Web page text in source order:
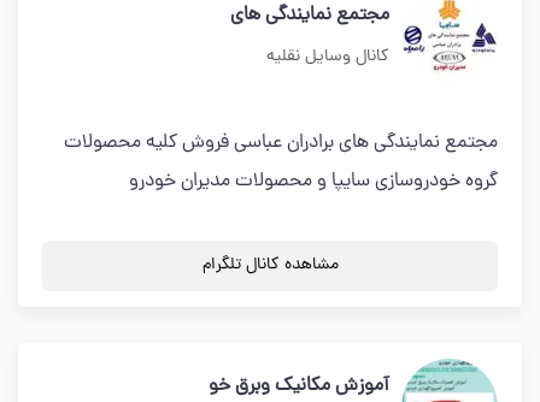
مجتمع نمایندگی های
کانال وسایل نقلیه
مجتمع نمایندگی های برادران عباسی فروش کلیه محصولات
گروه خودروسازی سایپا و محصولات مدیران خودرو
مشاهده کانال تلگرام
آموزش مکانیک وبرق خو